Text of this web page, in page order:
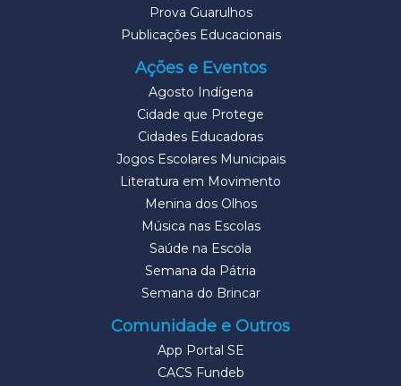
Prova Guarulhos
Publicações Educacionais
Ações e Eventos
Agosto Indígena
Cidade que Protege
Cidades Educadoras
Jogos Escolares Municipais
Literatura em Movimento
Menina dos Olhos
Música nas Escolas
Saúde na Escola
Semana da Pátria
Semana do Brincar
Comunidade e Outros
App Portal SE
CACS Fundeb